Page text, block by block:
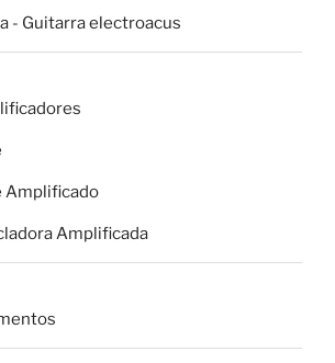
- Guitarra electroacus
Amplificado
Amplificada